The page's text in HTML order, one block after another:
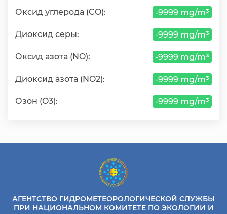
Оксид углерода (CO): -9999 mg/m³
Диоксид серы: -9999 mg/m³
Оксид азота (NO): -9999 mg/m³
Диоксид азота (NO2): -9999 mg/m³
Озон (O3): -9999 mg/m³
АГЕНТСТВО ГИДРОМЕТЕОРОЛОГИЧЕСКОЙ СЛУЖБЫ
ПРИ НАЦИОНАЛЬНОМ КОМИТЕТЕ ПО ЭКОЛОГИИ И